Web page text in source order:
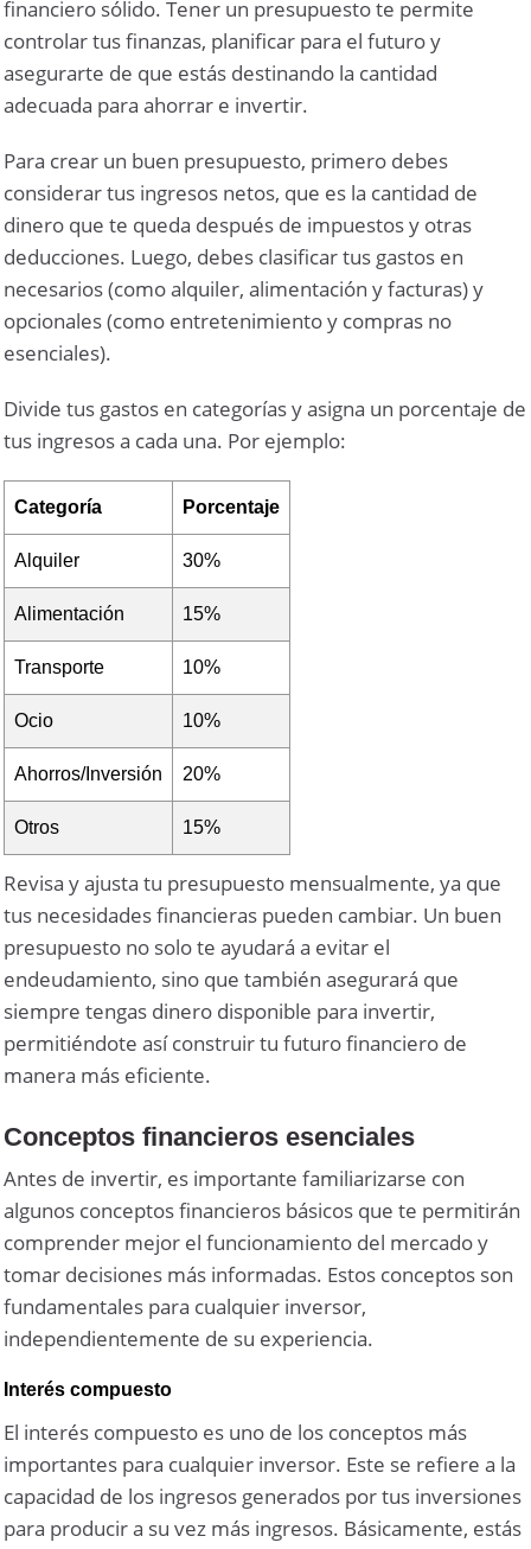
financiero sólido. Tener un presupuesto te permite
controlar tus finanzas, planificar para el futuro y
asegurarte de que estás destinando la cantidad
adecuada para ahorrar e invertir.
Para crear un buen presupuesto, primero debes
considerar tus ingresos netos, que es la cantidad de
dinero que te queda después de impuestos y otras
deducciones. Luego, debes clasificar tus gastos en
necesarios (como alquiler, alimentación y facturas) y
opcionales (como entretenimiento y compras no
esenciales).
Divide tus gastos en categorías y asigna un porcentaje de
tus ingresos a cada una. Por ejemplo:
Categoría Porcentaje
Alquiler 30%
Alimentación 15%
Transporte 10%
Ocio 10%
Ahorros/Inversión 20%
Otros 15%
Revisa y ajusta tu presupuesto mensualmente, ya que
tus necesidades financieras pueden cambiar. Un buen
presupuesto no solo te ayudará a evitar el
endeudamiento, sino que también asegurará que
siempre tengas dinero disponible para invertir,
permitiéndote así construir tu futuro financiero de
manera más eficiente.
Conceptos financieros esenciales
Antes de invertir, es importante familiarizarse con
algunos conceptos financieros básicos que te permitirán
comprender mejor el funcionamiento del mercado y
tomar decisiones más informadas. Estos conceptos son
fundamentales para cualquier inversor,
independientemente de su experiencia.
Interés compuesto
El interés compuesto es uno de los conceptos más
importantes para cualquier inversor. Este se refiere a la
capacidad de los ingresos generados por tus inversiones
para producir a su vez más ingresos. Básicamente, estás